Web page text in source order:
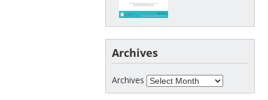
Archives
Archives